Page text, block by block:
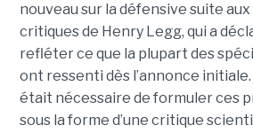
nouveau sur la défensive suite
critiques de Henry Legg, qui a
refléter ce que la plupart des
ont ressenti dès l’annonce initiale.
était nécessaire de formuler ces
sous la forme d’une critique